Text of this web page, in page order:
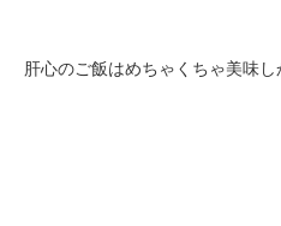
肝心のご飯はめちゃくちゃ美味